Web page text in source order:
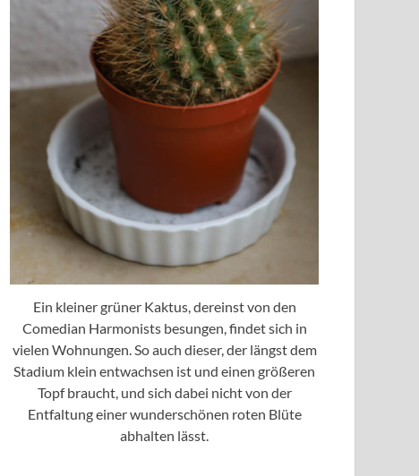
Ein kleiner grüner Kaktus, dereinst von den
Comedian Harmonists besungen, findet sich in
vielen Wohnungen. So auch dieser, der längst dem
Stadium klein entwachsen ist und einen größeren
Topf braucht, und sich dabei nicht von der
Entfaltung einer wunderschönen roten Blüte
abhalten lässt.